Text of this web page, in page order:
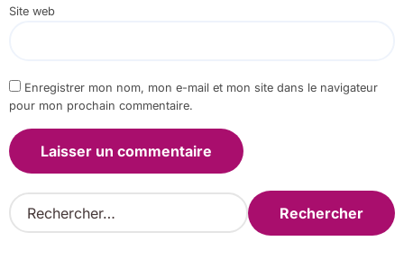
Site web
Enregistrer mon nom, mon e-mail et mon site dans le navigateur
pour mon prochain commentaire.
R
e